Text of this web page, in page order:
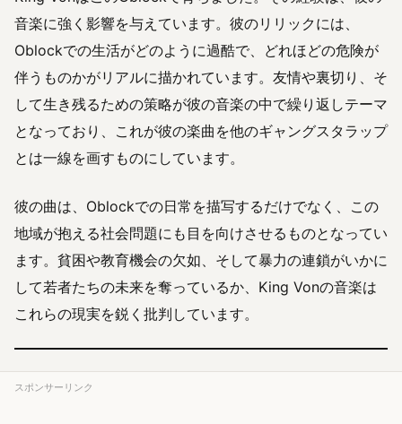
音楽に強く影響を与えています。彼のリリックには、
Oblockでの生活がどのように過酷で、どれほどの危険が
伴うものかがリアルに描かれています。友情や裏切り、そ
して生き残るための策略が彼の音楽の中で繰り返しテーマ
となっており、これが彼の楽曲を他のギャングスタラップ
とは一線を画すものにしています。
彼の曲は、Oblockでの日常を描写するだけでなく、この
地域が抱える社会問題にも目を向けさせるものとなってい
ます。貧困や教育機会の欠如、そして暴力の連鎖がいかに
して若者たちの未来を奪っているか、King Vonの音楽は
これらの現実を鋭く批判しています。
スポンサーリンク